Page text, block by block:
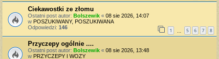
Ciekawostki ze złomu
Ostatni post autor: Bolszewik « 08 sie 2026, 14:07
w POSZUKIWANY, POSZUKIWANA
Odpowiedzi: 146 1 5 6 7 8
Przyczepy ogólnie ....
Ostatni post autor: Bolszewik « 08 sie 2026, 13:48
w PRZYCZEPY I WOZY